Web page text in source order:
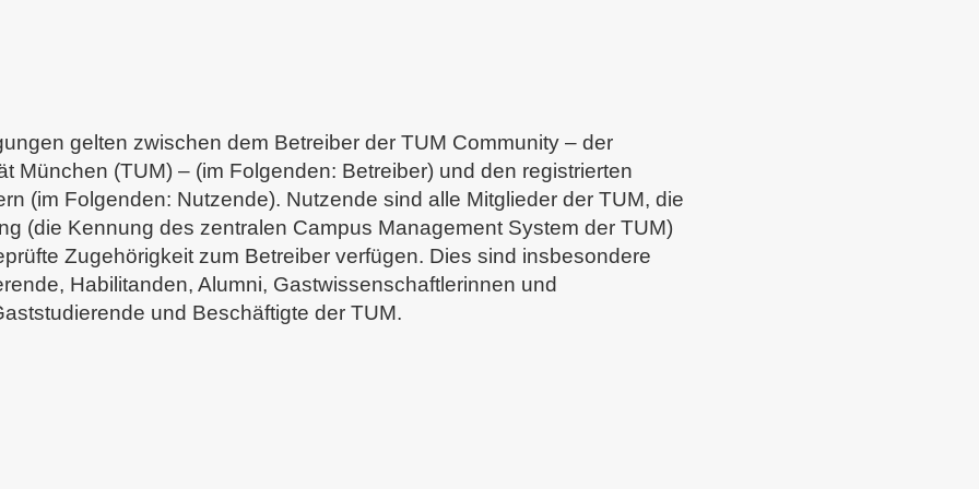
gelten zwischen dem Betreiber der TUM Community – der
München (TUM) – (im Folgenden: Betreiber) und den registrierten
(im Folgenden: Nutzende). Nutzende sind alle Mitglieder der TUM, die
(die Kennung des zentralen Campus Management System der TUM)
Zugehörigkeit zum Betreiber verfügen. Dies sind insbesondere
Habilitanden, Alumni, Gastwissenschaftlerinnen und
und Beschäftigte der TUM.